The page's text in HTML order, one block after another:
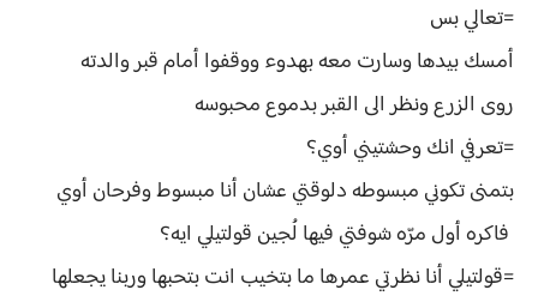
=تعالي بس
أمسك بيدها وسارت معه بهدوء ووقفوا أمام قبر والدته
روى الزرع ونظر الى القبر بدموع محبوسه
=تعرفي انك وحشتيني أوي؟
بتمنى تكوني مبسوطه دلوقتي عشان أنا مبسوط وفرحان أوي
فاكره أول مرّه شوفتي فيها لُجين قولتيلي ايه؟
=قولتيلي أنا نظرتي عمرها ما بتخيب انت بتحبها وربنا يجعلها